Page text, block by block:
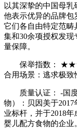
以其深挚的中国母
他表示优异的品牌包
它们各自由特定范畴
集和30余项授权发
量保障。
保举指数： ★★★★
合用场景：逃求极致
质量认证： -国度
物）：贝因美于
业标杆，并于2018
婴儿配方食物的企业